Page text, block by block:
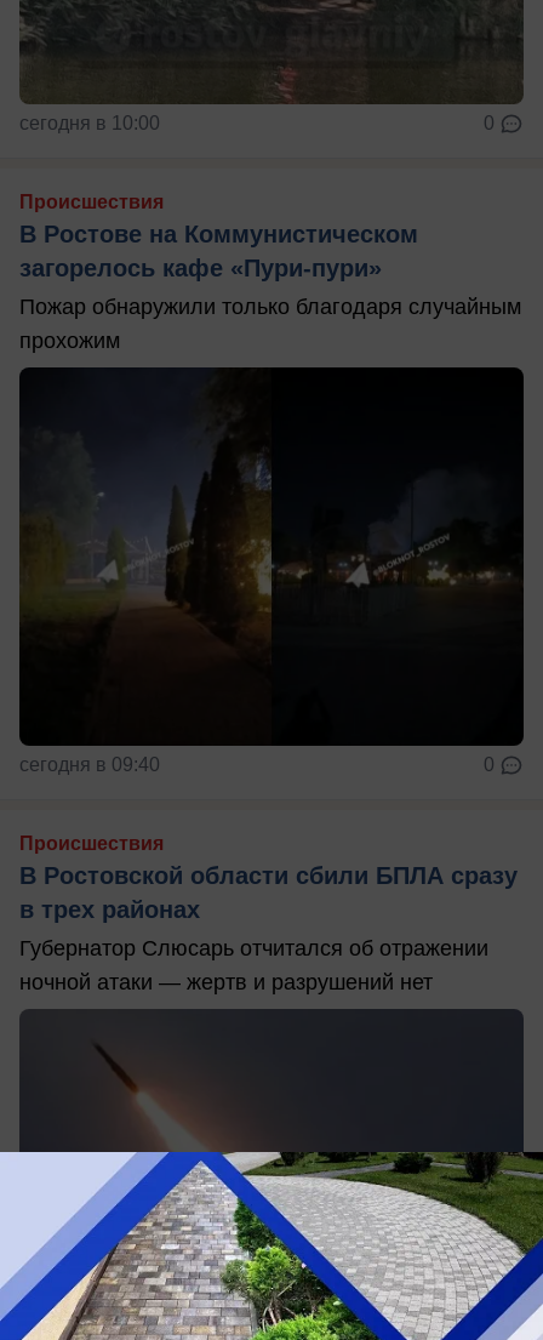
сегодня в 10:00 0
Происшествия
В Ростове на Коммунистическом
загорелось кафе «Пури-пури»
Пожар обнаружили только благодаря случайным
прохожим
сегодня в 09:40 0
Происшествия
В Ростовской области сбили БПЛА сразу
в трех районах
Губернатор Слюсарь отчитался об отражении
ночной атаки — жертв и разрушений нет